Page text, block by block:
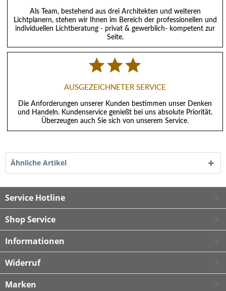
Als Team, bestehend aus drei Architekten und weiteren
Lichtplanern, stehen wir Ihnen im Bereich der professionellen und
individuellen Lichtberatung - privat & gewerblich- kompetent zur
Seite.
AUSGEZEICHNETER SERVICE
Die Anforderungen unserer Kunden bestimmen unser Denken
und Handeln. Kundenservice genießt bei uns absolute Priorität.
Überzeugen auch Sie sich von unserem Service.
Ähnliche Artikel
Service Hotline
Shop Service
Informationen
Widerruf
Marken